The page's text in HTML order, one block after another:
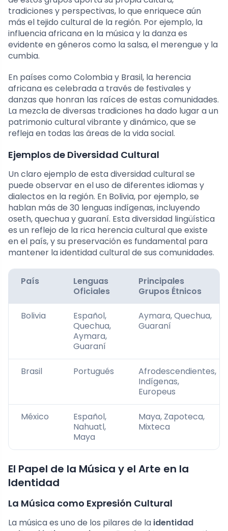
tradiciones y perspectivas, lo que enriquece aún
más el tejido cultural de la región. Por ejemplo, la
influencia africana en la música y la danza es
evidente en géneros como la salsa, el merengue y la
cumbia.
En países como Colombia y Brasil, la herencia
africana es celebrada a través de festivales y
danzas que honran las raíces de estas comunidades.
La mezcla de diversas tradiciones ha dado lugar a un
patrimonio cultural vibrante y dinámico, que se
refleja en todas las áreas de la vida social.
Ejemplos de Diversidad Cultural
Un claro ejemplo de esta diversidad cultural se
puede observar en el uso de diferentes idiomas y
dialectos en la región. En Bolivia, por ejemplo, se
hablan más de 30 lenguas indígenas, incluyendo
oseth, quechua y guaraní. Esta diversidad lingüística
es un reflejo de la rica herencia cultural que existe
en el país, y su preservación es fundamental para
mantener la identidad cultural de sus comunidades.
País
Lenguas
Oficiales
Principales
Grupos Étnicos
Bolivia
Español,
Quechua,
Aymara,
Guaraní
Aymara, Quechua,
Guaraní
Brasil Portugués
Afrodescendientes,
Indígenas,
Europeus
México
Español,
Nahuatl,
Maya
Maya, Zapoteca,
Mixteca
El Papel de la Música y el Arte en la
Identidad
La Música como Expresión Cultural
La música es uno de los pilares de la identidad